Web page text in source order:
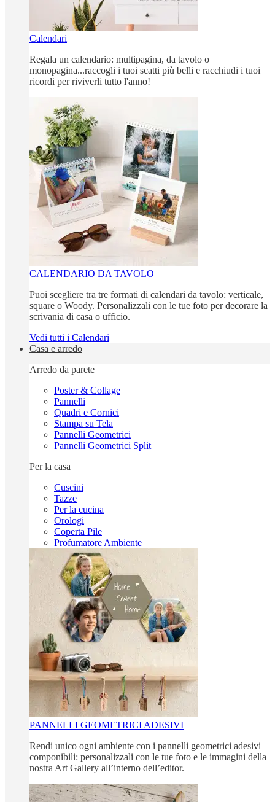
Calendari
Regala un calendario: multipagina, da tavolo o
monopagina...raccogli i tuoi scatti più belli e racchiudi i tuoi
ricordi per riviverli tutto l'anno!
CALENDARIO DA TAVOLO
Puoi scegliere tra tre formati di calendari da tavolo: verticale,
square o Woody. Personalizzali con le tue foto per decorare la
scrivania di casa o ufficio.
Vedi tutti i Calendari
Casa e arredo
Arredo da parete
Poster & Collage
Pannelli
Quadri e Cornici
Stampa su Tela
Pannelli Geometrici
Pannelli Geometrici Split
Per la casa
Cuscini
Tazze
Per la cucina
Orologi
Coperta Pile
Profumatore Ambiente
PANNELLI GEOMETRICI ADESIVI
Rendi unico ogni ambiente con i pannelli geometrici adesivi
componibili: personalizzali con le tue foto e le immagini della
nostra Art Gallery all’interno dell’editor.